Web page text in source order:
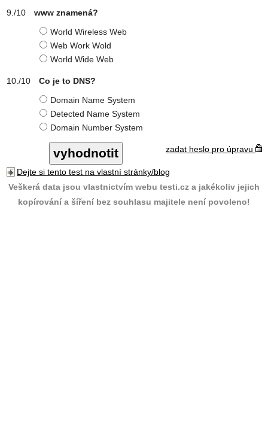
www znamená?
World Wireless Web
Web Work Wold
World Wide Web
Co je to DNS?
Domain Name System
Detected Name System
Domain Number System
zadat heslo pro úpravu
Dejte si tento test na vlastní stránky/blog
Veškerá data jsou vlastnictvím webu testi.cz a jakékoliv jejich
kopírování a šíření bez souhlasu majitele není povoleno!